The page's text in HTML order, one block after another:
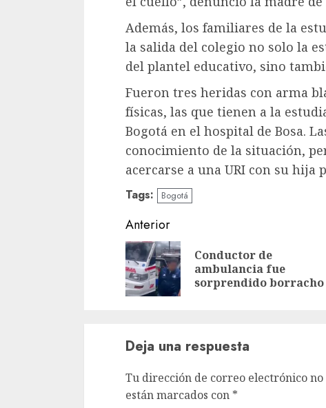
Además, los familiares de la
la salida del colegio no solo la
del plantel educativo, sino
Fueron tres heridas con arma
físicas, las que tienen a la
Bogotá en el hospital de Bosa.
conocimiento de la situación,
acercarse a una URI con su hija
Tags: Bogotá
Sigue
leyendo
Anterior
Conductor de
ambulancia fue
sorprendido borracho
Deja una respuesta
Tu dirección de correo electrónico
están marcados con *